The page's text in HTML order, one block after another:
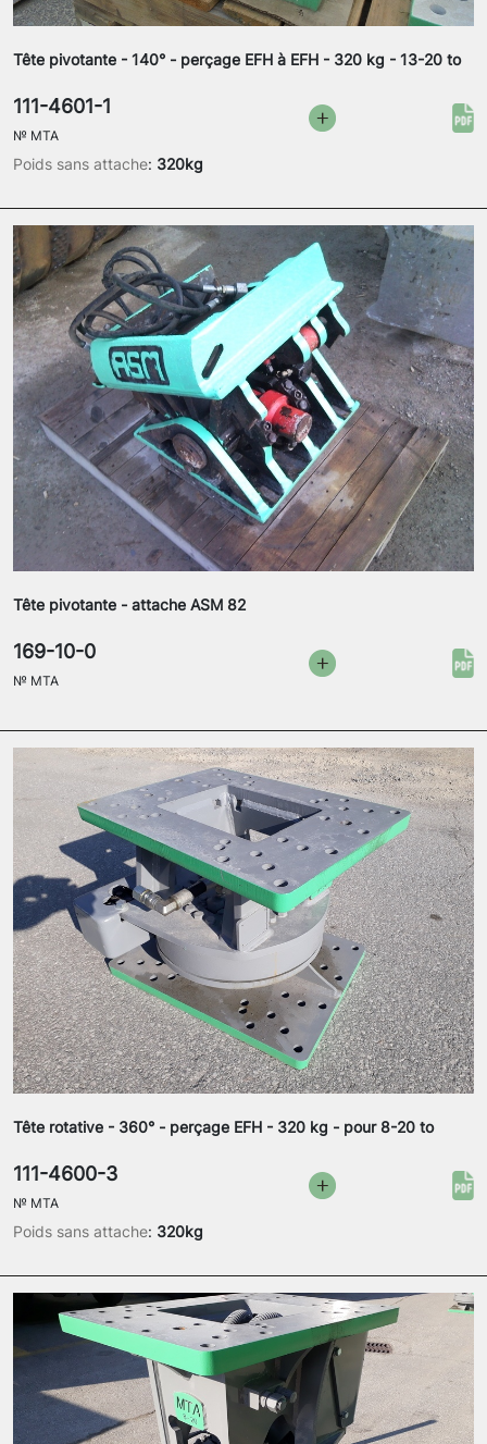
Tête pivotante - 140° - perçage EFH à EFH - 320 kg - 13-20 to
Poids sans attache: 320kg
111-4601-1
№ MTA
Tête pivotante - attache ASM 82
169-10-0
№ MTA
Tête rotative - 360° - perçage EFH - 320 kg - pour 8-20 to
Poids sans attache: 320kg
111-4600-3
№ MTA